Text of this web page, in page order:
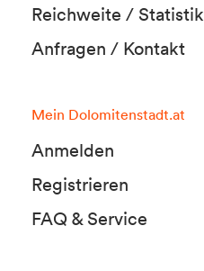
Reichweite / Statistik
Anfragen / Kontakt
Mein Dolomitenstadt.at
Anmelden
Registrieren
FAQ & Service